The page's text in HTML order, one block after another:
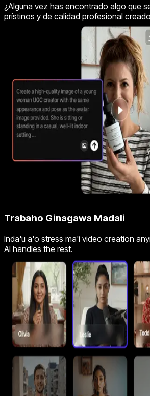
¿Alguna vez has encontrado algo que
prístinos y de calidad profesional
Trabaho Ginagawa Madali
Inda'u a'o stress ma'i video creation
AI handles the rest.